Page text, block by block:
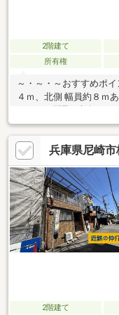
2階建て
所有権
～・～・～おすすめポ
４ｍ、北側 幅員約８ｍ
ーサンエーまで徒歩４
ドラッグストアライフ
歩７分・大隈病院まで徒
ワークでサポートいた
不動産販売尼崎店にお
をスタッフ一同お待ち
－２７－２９８１
兵庫県尼崎
2階建て